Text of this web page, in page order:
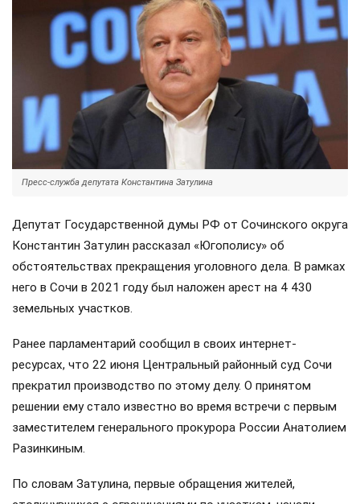
Пресс-служба депутата Константина Затулина
Депутат Государственной думы РФ от Сочинского округа
Константин Затулин рассказал «Югополису» об
обстоятельствах прекращения уголовного дела. В рамках
него в Сочи в 2021 году был наложен арест на 4 430
земельных участков.
Ранее парламентарий сообщил в своих интернет-
ресурсах, что 22 июня Центральный районный суд Сочи
прекратил производство по этому делу. О принятом
решении ему стало известно во время встречи с первым
заместителем генерального прокурора России Анатолием
Разинкиным.
По словам Затулина, первые обращения жителей,